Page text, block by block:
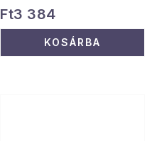
Ft3 384
KOSÁRBA